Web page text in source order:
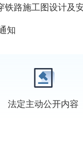
全评估报告编制单位的公
知
法定主动公开内容